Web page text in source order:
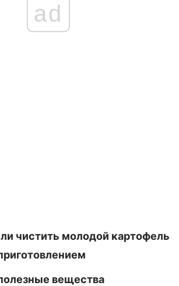
ad
чистить молодой картофель
вещества